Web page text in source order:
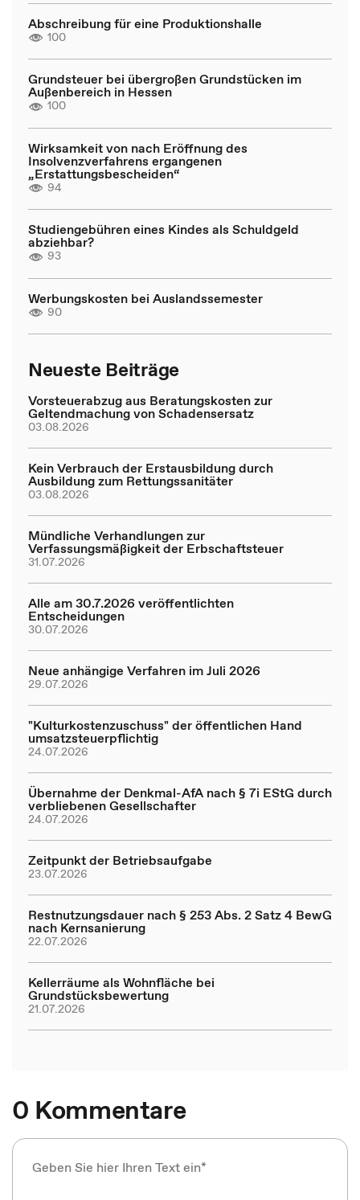
Abschreibung für eine Produktionshalle
100
Grundsteuer bei übergroßen Grundstücken im
Außenbereich in Hessen
100
Wirksamkeit von nach Eröffnung des
Insolvenzverfahrens ergangenen
„Erstattungsbescheiden“
94
Studiengebühren eines Kindes als Schuldgeld
abziehbar?
93
Werbungskosten bei Auslandssemester
90
Neueste Beiträge
Vorsteuerabzug aus Beratungskosten zur
Geltendmachung von Schadensersatz
03.08.2026
Kein Verbrauch der Erstausbildung durch
Ausbildung zum Rettungssanitäter
03.08.2026
Mündliche Verhandlungen zur
Verfassungsmäßigkeit der Erbschaftsteuer
31.07.2026
Alle am 30.7.2026 veröffentlichten
Entscheidungen
30.07.2026
Neue anhängige Verfahren im Juli 2026
29.07.2026
"Kulturkostenzuschuss" der öffentlichen Hand
umsatzsteuerpflichtig
24.07.2026
Übernahme der Denkmal-AfA nach § 7i EStG durch
verbliebenen Gesellschafter
24.07.2026
Zeitpunkt der Betriebsaufgabe
23.07.2026
Restnutzungsdauer nach § 253 Abs. 2 Satz 4 BewG
nach Kernsanierung
22.07.2026
Kellerräume als Wohnfläche bei
Grundstücksbewertung
21.07.2026
0 Kommentare